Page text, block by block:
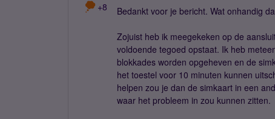
+8 Bedankt voor je bericht. Wat onhandig
Zojuist heb ik meegekeken op de
voldoende tegoed opstaat. Ik heb
blokkades worden opgeheven en de
het toestel voor 10 minuten kunnen
helpen zou je dan de simkaart in een
waar het probleem in zou kunnen zitten.